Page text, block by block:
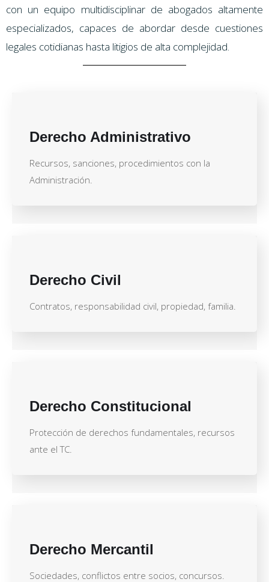
con un equipo multidisciplinar de abogados altamente
especializados, capaces de abordar desde cuestiones
legales cotidianas hasta litigios de alta complejidad.
Derecho Administrativo
Recursos, sanciones, procedimientos con la
Administración.
Derecho Civil
Contratos, responsabilidad civil, propiedad, familia.
Derecho Constitucional
Protección de derechos fundamentales, recursos
ante el TC.
Derecho Mercantil
Sociedades, conflictos entre socios, concursos.